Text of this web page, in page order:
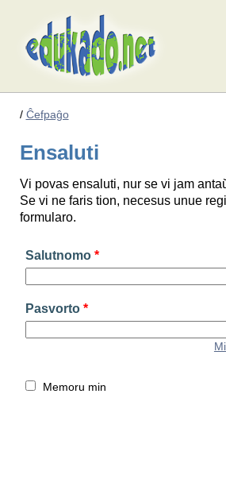
/ Ĉefpaĝo
Ensaluti
Vi povas ensaluti, nur se vi jam
Se vi ne faris tion, necesus unue
formularo.
Salutnomo *
Pasvorto *
Memoru min